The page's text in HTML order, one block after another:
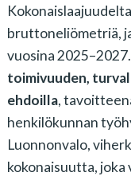
bruttoneliömetriä,
vuosina
toimivuuden,
ehdoilla,
henkilökunnan
Luonnonvalo,
kokonaisuutta, joka